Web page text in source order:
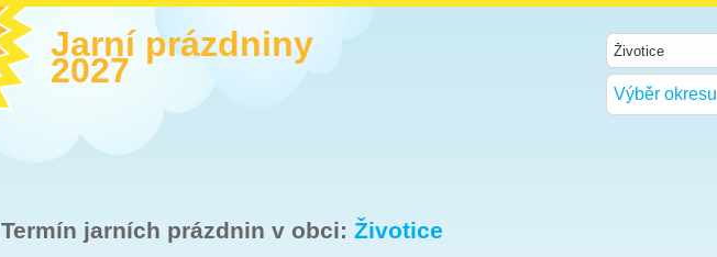
Jarní prázdniny
2027
Výběr okresu
Termín jarních prázdnin v obci: Životice